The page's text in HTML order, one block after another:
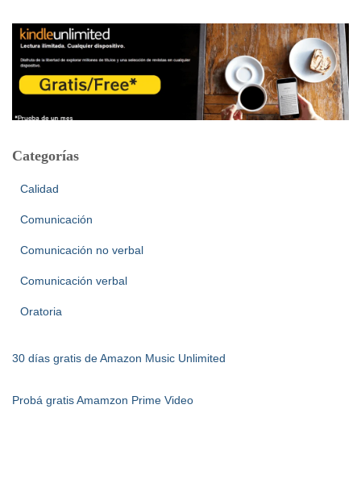
Categorías
Calidad
Comunicación
Comunicación no verbal
Comunicación verbal
Oratoria
30 días gratis de Amazon Music Unlimited
Probá gratis Amamzon Prime Video